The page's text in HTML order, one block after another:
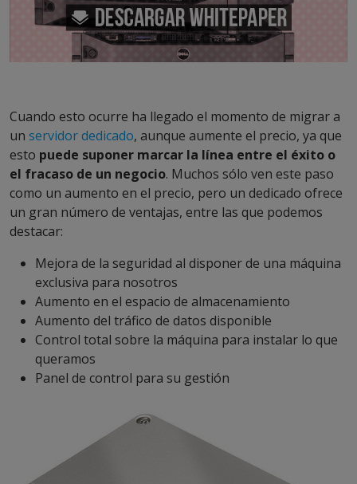
Cuando esto ocurre ha llegado el momento de migrar a
un servidor dedicado, aunque aumente el precio, ya que
esto puede suponer marcar la línea entre el éxito o
el fracaso de un negocio. Muchos sólo ven este paso
como un aumento en el precio, pero un dedicado ofrece
un gran número de ventajas, entre las que podemos
destacar:
Mejora de la seguridad al disponer de una máquina
exclusiva para nosotros
Aumento en el espacio de almacenamiento
Aumento del tráfico de datos disponible
Control total sobre la máquina para instalar lo que
queramos
Panel de control para su gestión